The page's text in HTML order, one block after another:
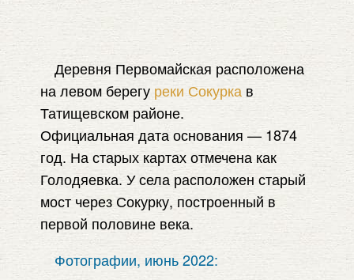
Деревня Первомайская расположена
на левом берегу реки Сокурка в
Татищевском районе.
Официальная дата основания — 1874
год. На старых картах отмечена как
Голодяевка. У села расположен старый
мост через Сокурку, построенный в
первой половине века.
Фотографии, июнь 2022: